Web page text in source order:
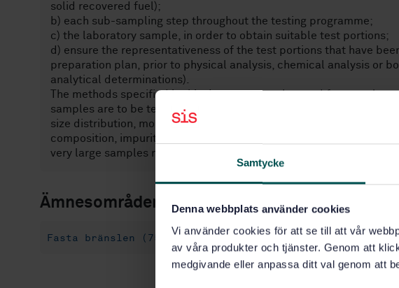
Samtycke
Denna webbplats använder cookies
Vi använder cookies för att se till att vår
av våra produkter och tjänster. Genom att
medgivande eller anpassa ditt val genom att
solid recovered fuel);
b) each sub-sampling step throughout the testing programme;
c) the laboratory sample, in order to obtain suitable test portions;
d) ensure the representativeness of the test portions that have
preparation plan, prior to physical analysis, chemical analysis or
analytical determinations).
The methods specified in this document can be used for sample
samples are to be tested for bulk density, biomass content
size distribution, moisture content, ash content, ash melting
composition, impurities and self-heating properties. The methods
very large samples required for the testing of bridging properties.
Ämnesområden
Fasta bränslen (75.160.10) Biobränslen (75.160.40)